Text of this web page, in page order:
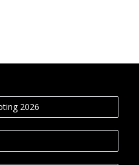
2026